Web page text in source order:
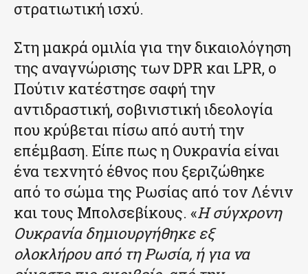
στρατιωτική ισχύ.
Στη μακρά ομιλία για την δικαιολόγηση
της αναγνώρισης των DPR και LPR, ο
Πούτιν κατέστησε σαφή την
αντιδραστική, σοβινιστική ιδεολογία
που κρύβεται πίσω από αυτή την
επέμβαση. Είπε πως η Ουκρανία είναι
ένα τεχνητό έθνος που ξεριζώθηκε
από το σώμα της Ρωσίας από τον Λένιν
και τους Μπολσεβίκους. «Η σύγχρονη
Ουκρανία δημιουργήθηκε εξ
ολοκλήρου από τη Ρωσία, ή για να